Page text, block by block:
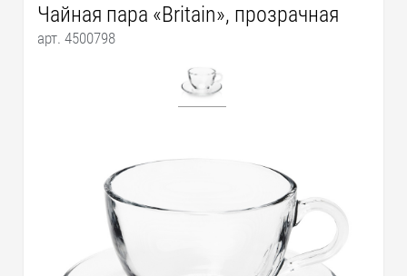
Чайная пара «Britain», прозрачная
арт. 4500798